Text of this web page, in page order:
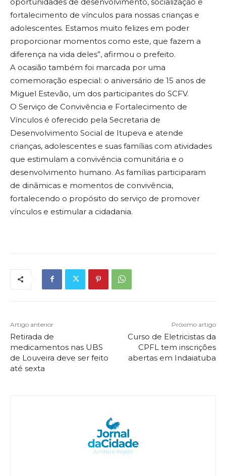
fortalecimento de vínculos para nossas crianças e
adolescentes. Estamos muito felizes em poder
proporcionar momentos como este, que fazem a
diferença na vida deles”, afirmou o prefeito.
A ocasião também foi marcada por uma
comemoração especial: o aniversário de 15 anos de
Miguel Estevão, um dos participantes do SCFV.
O Serviço de Convivência e Fortalecimento de
Vínculos é oferecido pela Secretaria de
Desenvolvimento Social de Itupeva e atende
crianças, adolescentes e suas famílias com atividades
que estimulam a convivência comunitária e o
desenvolvimento humano. As famílias participaram
de dinâmicas e momentos de convivência,
fortalecendo o propósito do serviço de promover
vínculos e estimular a cidadania.
Artigo anterior
Retirada de
medicamentos nas UBS
de Louveira deve ser feito
até sexta
Próximo artigo
Curso de Eletricistas da
CPFL tem inscrições
abertas em Indaiatuba